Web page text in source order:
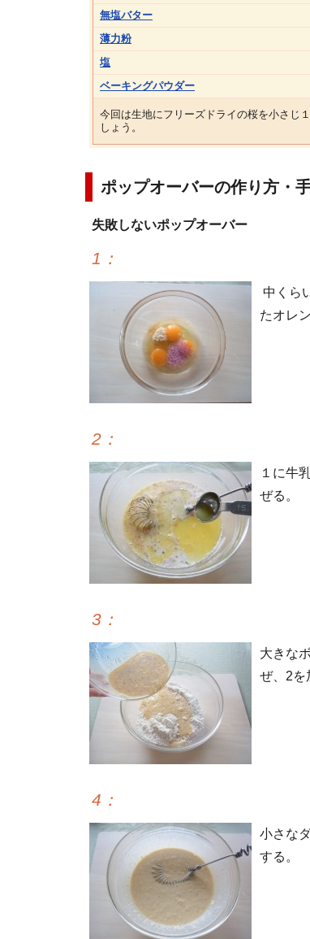
無塩バター
薄力粉
塩
ベーキングパウダー
今回は生地にフリーズドライの桜を小さじ
しょう。
ポップオーバーの作り方・
失敗しないポップオーバー
1 ：
中くら
たオレ
2 ：
１に牛
ぜる。
3 ：
大きな
ぜ、2を
4 ：
小さな
する。